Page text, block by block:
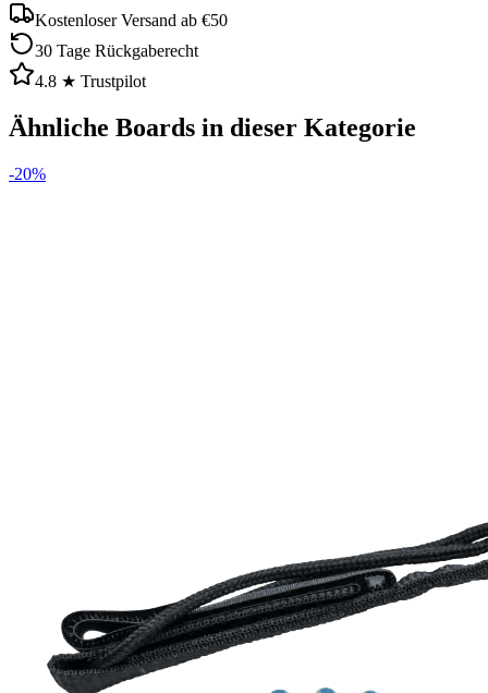
Kostenloser Versand ab €50
30 Tage Rückgaberecht
4.8 ★ Trustpilot
Ähnliche Boards in dieser Kategorie
-20%